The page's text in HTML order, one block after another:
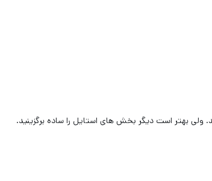
ولی بهتر است دیگر بخش های استایل را ساده برگزینید.